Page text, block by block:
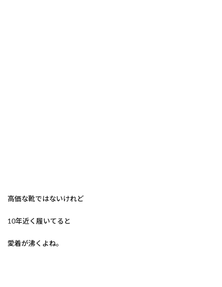
高価な靴ではないけれど
10年近く履いてると
愛着が沸くよね。